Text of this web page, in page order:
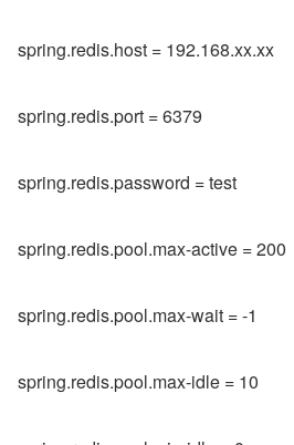
spring.redis.host = 192.168.xx.xx
spring.redis.port = 6379
spring.redis.password = test
spring.redis.pool.max-active = 200
spring.redis.pool.max-wait = -1
spring.redis.pool.max-idle = 10